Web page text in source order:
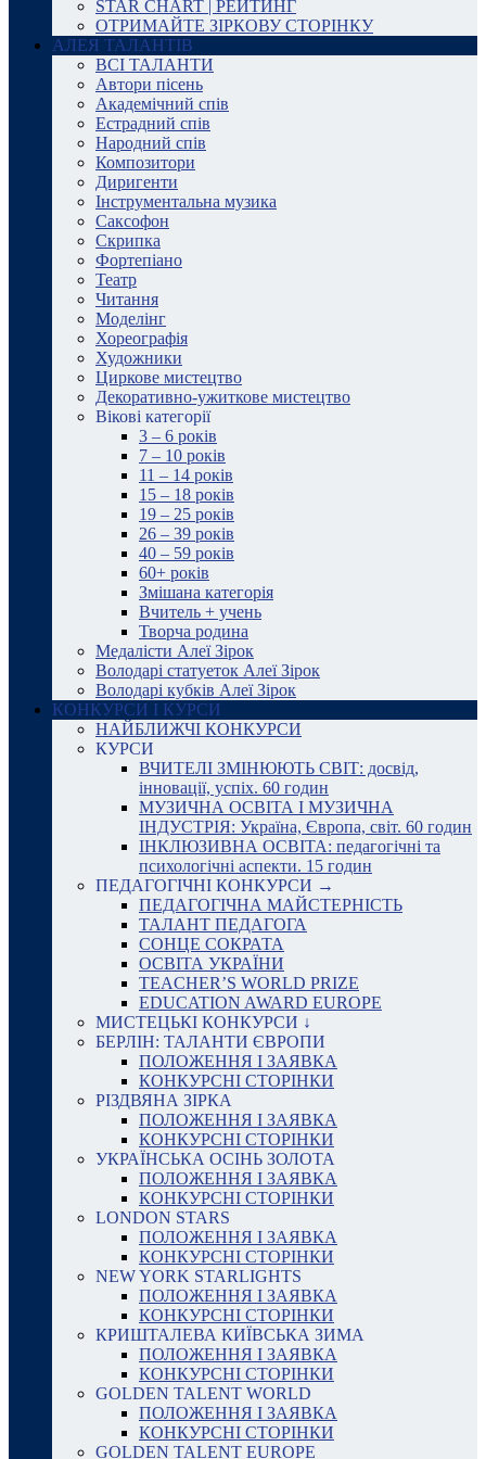
STAR CHART | РЕЙТИНГ
ОТРИМАЙТЕ ЗІРКОВУ СТОРІНКУ
АЛЕЯ ТАЛАНТІВ
ВСІ ТАЛАНТИ
Автори пісень
Академічний спів
Естрадний спів
Народний спів
Композитори
Диригенти
Інструментальна музика
Саксофон
Скрипка
Фортепіано
Театр
Читання
Моделінг
Хореографія
Художники
Циркове мистецтво
Декоративно-ужиткове мистецтво
Вікові категорії
3 – 6 років
7 – 10 років
11 – 14 років
15 – 18 років
19 – 25 років
26 – 39 років
40 – 59 років
60+ років
Змішана категорія
Вчитель + учень
Творча родина
Медалісти Алеї Зірок
Володарі статуеток Алеї Зірок
Володарі кубків Алеї Зірок
КОНКУРСИ І КУРСИ
НАЙБЛИЖЧІ КОНКУРСИ
КУРСИ
ВЧИТЕЛІ ЗМІНЮЮТЬ СВІТ: досвід,
інновації, успіх. 60 годин
МУЗИЧНА ОСВІТА І МУЗИЧНА
ІНДУСТРІЯ: Україна, Європа, світ. 60 годин
ІНКЛЮЗИВНА ОСВІТА: педагогічні та
психологічні аспекти. 15 годин
ПЕДАГОГІЧНІ КОНКУРСИ →
ПЕДАГОГІЧНА МАЙСТЕРНІСТЬ
ТАЛАНТ ПЕДАГОГА
СОНЦЕ СОКРАТА
ОСВІТА УКРАЇНИ
TEACHER’S WORLD PRIZE
EDUCATION AWARD EUROPE
МИСТЕЦЬКІ КОНКУРСИ ↓
БЕРЛІН: ТАЛАНТИ ЄВРОПИ
ПОЛОЖЕННЯ І ЗАЯВКА
КОНКУРСНІ СТОРІНКИ
РІЗДВЯНА ЗІРКА
ПОЛОЖЕННЯ І ЗАЯВКА
КОНКУРСНІ СТОРІНКИ
УКРАЇНСЬКА ОСІНЬ ЗОЛОТА
ПОЛОЖЕННЯ І ЗАЯВКА
КОНКУРСНІ СТОРІНКИ
LONDON STARS
ПОЛОЖЕННЯ І ЗАЯВКА
КОНКУРСНІ СТОРІНКИ
NEW YORK STARLIGHTS
ПОЛОЖЕННЯ І ЗАЯВКА
КОНКУРСНІ СТОРІНКИ
КРИШТАЛЕВА КИЇВСЬКА ЗИМА
ПОЛОЖЕННЯ І ЗАЯВКА
КОНКУРСНІ СТОРІНКИ
GOLDEN TALENT WORLD
ПОЛОЖЕННЯ І ЗАЯВКА
КОНКУРСНІ СТОРІНКИ
GOLDEN TALENT EUROPE